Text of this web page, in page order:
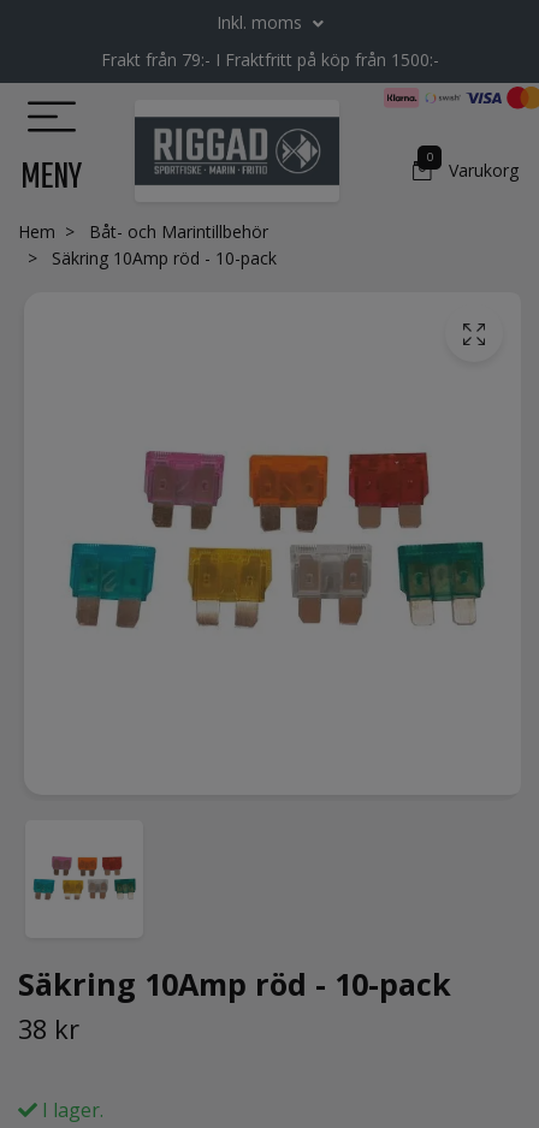
Inkl. moms
Frakt från 79:- I Fraktfritt på köp från 1500:-
MENY 0
Varukorg
Hem
Båt- och Marintillbehör
Säkring 10Amp röd - 10-pack
Säkring 10Amp röd - 10-pack
38 kr
I lager.